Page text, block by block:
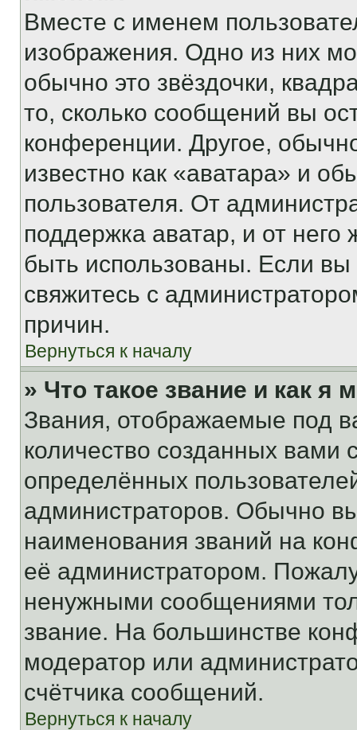
Вместе с именем
изображения. Одно из них
обычно это звёздочки,
то, сколько сообщений вы
конференции. Другое,
известно как «аватара» и
пользователя. От
поддержка аватар, и от него
быть использованы. Если
свяжитесь с
причин.
Вернуться к началу
» Что такое звание и как я
Звания, отображаемые под
количество созданных
определённых
администраторов. Обычно
наименования званий на
её администратором.
ненужными сообщениями
звание. На большинстве
модератор или
счётчика сообщений.
Вернуться к началу